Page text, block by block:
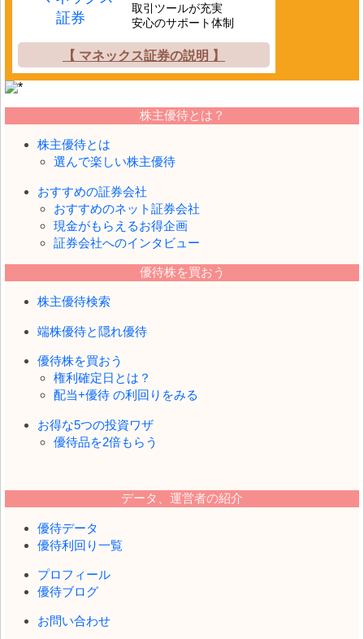
取引ツールが充実
安心のサポート体制
【 マネックス証券の説明 】
株主優待とは？
株主優待とは
選んで楽しい株主優待
おすすめの証券会社
おすすめのネット証券会社
現金がもらえるお得企画
証券会社へのインタビュー
優待株を買おう
株主優待検索
端株優待と隠れ優待
優待株を買おう
権利確定日とは？
配当+優待 の利回りをみる
お得な5つの投資ワザ
優待品を2倍もらう
データ、運営者の紹介
優待データ
優待利回り一覧
プロフィール
優待ブログ
お問い合わせ